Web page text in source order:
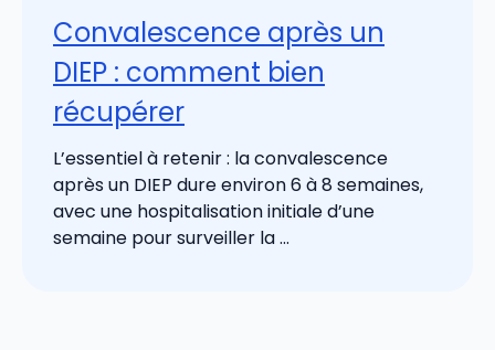
Convalescence après un
DIEP : comment bien
récupérer
L’essentiel à retenir : la convalescence
après un DIEP dure environ 6 à 8 semaines,
avec une hospitalisation initiale d’une
semaine pour surveiller la ...